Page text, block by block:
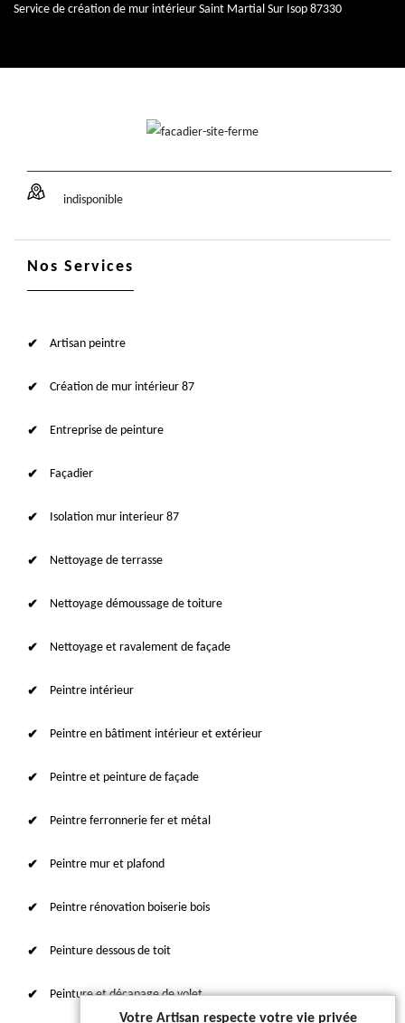
Service de création de mur intérieur Saint Martial Sur Isop 87330
indisponible
Nos Services
Artisan peintre
Création de mur intérieur 87
Entreprise de peinture
Façadier
Isolation mur interieur 87
Nettoyage de terrasse
Nettoyage démoussage de toiture
Nettoyage et ravalement de façade
Peintre intérieur
Peintre en bâtiment intérieur et extérieur
Peintre et peinture de façade
Peintre ferronnerie fer et métal
Peintre mur et plafond
Peintre rénovation boiserie bois
Peinture dessous de toit
Peinture et décapage de volet
Votre Artisan respecte votre vie privée